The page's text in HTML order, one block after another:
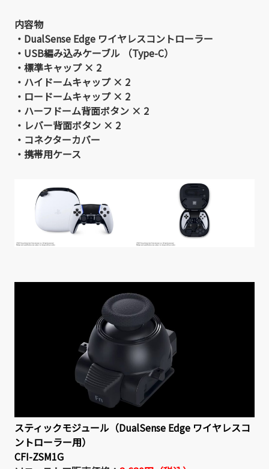
内容物
・DualSense Edge ワイヤレスコントローラー
・USB編み込みケーブル （Type-C）
・標準キャップ × 2
・ハイドームキャップ × 2
・ロードームキャップ × 2
・ハーフドーム背面ボタン × 2
・レバー背面ボタン × 2
・コネクターカバー
・携帯用ケース
スティックモジュール（DualSense Edge ワイヤレスコ
ントローラー用）
CFI-ZSM1G